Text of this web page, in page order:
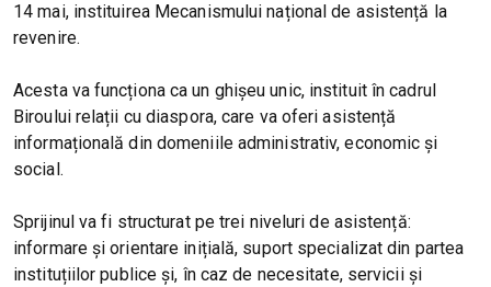
14 mai, instituirea Mecanismului național de asistență la
revenire.
Acesta va funcționa ca un ghișeu unic, instituit în cadrul
Biroului relații cu diaspora, care va oferi asistență
informațională din domeniile administrativ, economic și
social.
Sprijinul va fi structurat pe trei niveluri de asistență:
informare și orientare inițială, suport specializat din partea
instituțiilor publice și, în caz de necesitate, servicii și